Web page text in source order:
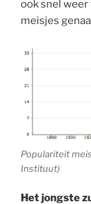
ook snel weer
meisjes
Populariteit
Instituut)
Het jongste